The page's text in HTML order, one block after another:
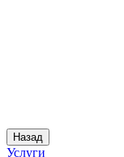
Назад
Услуги